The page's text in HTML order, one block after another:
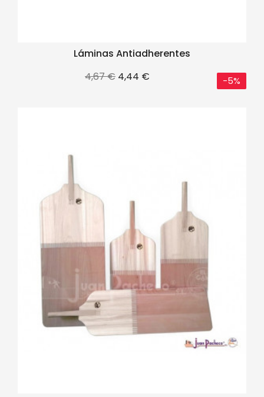
Láminas Antiadherentes
Precio
4,67 € Precio
4,44 € -5%